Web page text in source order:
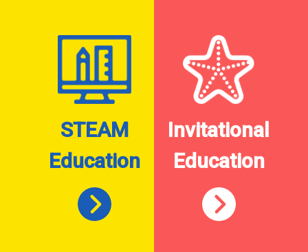
STEAM
Education
Invitational
Education